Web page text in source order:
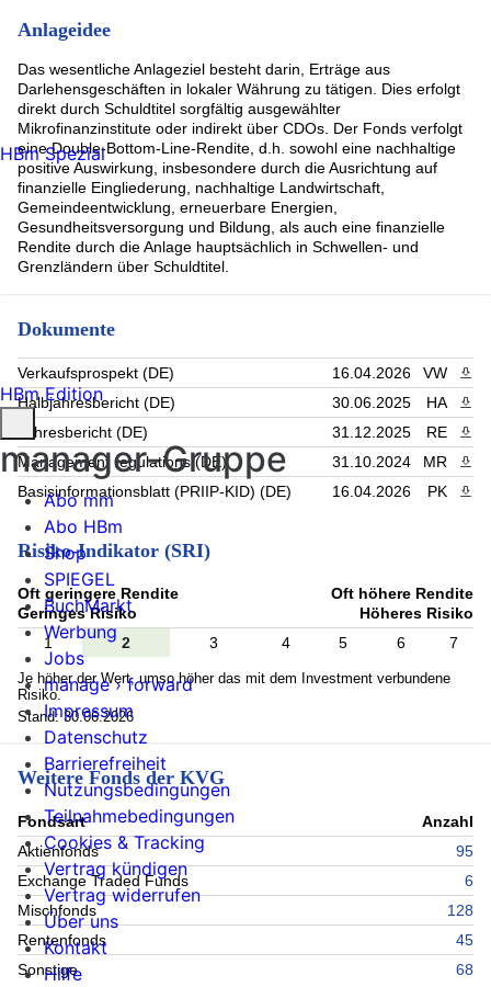
Anlageidee
Das wesentliche Anlageziel besteht darin, Erträge aus
Darlehensgeschäften in lokaler Währung zu tätigen. Dies erfolgt
direkt durch Schuldtitel sorgfältig ausgewählter
Mikrofinanzinstitute oder indirekt über CDOs. Der Fonds verfolgt
eine Double-Bottom-Line-Rendite, d.h. sowohl eine nachhaltige
positive Auswirkung, insbesondere durch die Ausrichtung auf
finanzielle Eingliederung, nachhaltige Landwirtschaft,
Gemeindeentwicklung, erneuerbare Energien,
Gesundheitsversorgung und Bildung, als auch eine finanzielle
Rendite durch die Anlage hauptsächlich in Schwellen- und
Grenzländern über Schuldtitel.
Dokumente
Verkaufsprospekt (DE) 16.04.2026 VW
Halbjahresbericht (DE)
30.06.2025 HA
Jahresbericht (DE)
31.12.2025 RE
Management regulations (DE)
31.10.2024 MR
Basisinformationsblatt (PRIIP-KID) (DE)
16.04.2026 PK
Risiko-Indikator (SRI)
Oft geringere Rendite
Geringes Risiko
Oft höhere Rendite
Höheres Risiko
1
2 3 4 5 6 7
Je höher der Wert, umso höher das mit dem Investment verbundene
Risiko.
Stand: 30.06.2026
Weitere Fonds der KVG
Fondsart
Anzahl
Aktienfonds
95
Exchange Traded Funds
6
Mischfonds
128
Rentenfonds
45
Sonstige
68
HBm Spezial
HBm Edition
manager-Gruppe
Abo mm
Abo HBm
Shop
SPIEGEL
BuchMarkt
Werbung
Jobs
manage › forward
Impressum
Datenschutz
Barrierefreiheit
Nutzungsbedingungen
Teilnahmebedingungen
Cookies & Tracking
Vertrag kündigen
Vertrag widerrufen
Über uns
Kontakt
Hilfe